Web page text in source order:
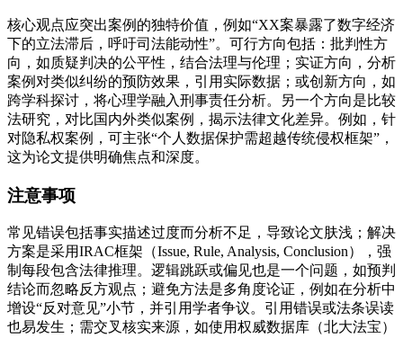
核心观点应突出案例的独特价值，例如“XX案暴露了数字经济
下的立法滞后，呼吁司法能动性”。可行方向包括：批判性方
向，如质疑判决的公平性，结合法理与伦理；实证方向，分析
案例对类似纠纷的预防效果，引用实际数据；或创新方向，如
跨学科探讨，将心理学融入刑事责任分析。另一个方向是比较
法研究，对比国内外类似案例，揭示法律文化差异。例如，针
对隐私权案例，可主张“个人数据保护需超越传统侵权框架”，
这为论文提供明确焦点和深度。
注意事项
常见错误包括事实描述过度而分析不足，导致论文肤浅；解决
方案是采用IRAC框架（Issue, Rule, Analysis, Conclusion），强
制每段包含法律推理。逻辑跳跃或偏见也是一个问题，如预判
结论而忽略反方观点；避免方法是多角度论证，例如在分析中
增设“反对意见”小节，并引用学者争议。引用错误或法条误读
也易发生；需交叉核实来源，如使用权威数据库（北大法宝）